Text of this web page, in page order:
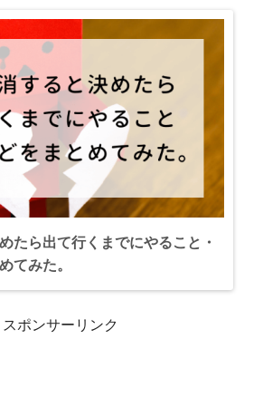
たら出て行くまでにやること・
てみた。
スポンサーリンク